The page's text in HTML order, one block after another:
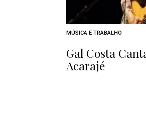
MÚSICA E TRABALHO
Gal Costa
Acarajé